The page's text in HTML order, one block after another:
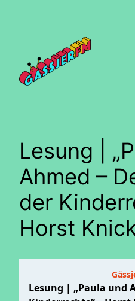
Lesung |
Ahmed –
der
Horst